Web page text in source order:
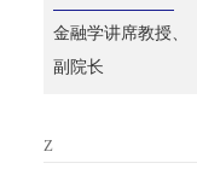
金融学讲席教授、
副院长
Z